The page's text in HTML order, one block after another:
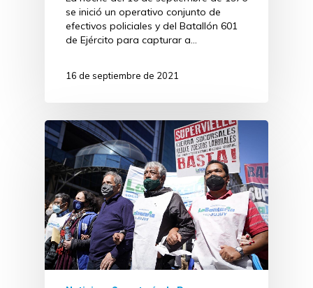
se inició un operativo conjunto de
efectivos policiales y del Batallón 601
de Ejército para capturar a…
16 de septiembre de 2021